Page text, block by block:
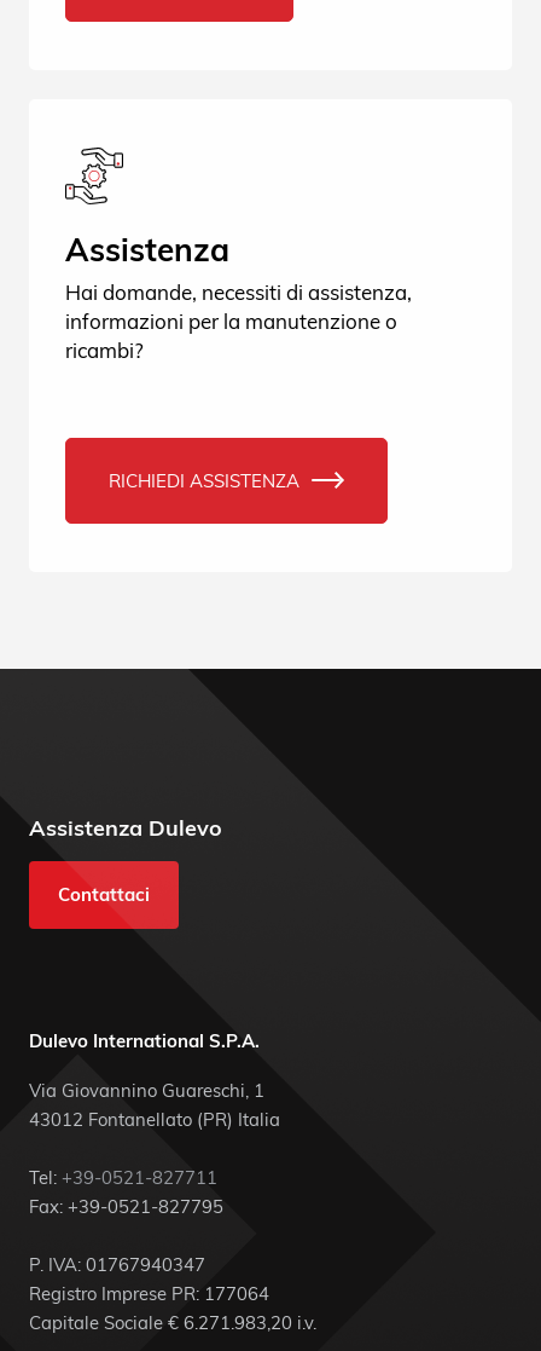
Assistenza
Hai domande, necessiti di assistenza,
informazioni per la manutenzione o
ricambi?
RICHIEDI ASSISTENZA
Assistenza Dulevo
Contattaci
Dulevo International S.P.A.
Via Giovannino Guareschi, 1
43012 Fontanellato (PR) Italia
Tel: +39-0521-827711
Fax: +39-0521-827795
P. IVA: 01767940347
Registro Imprese PR: 177064
Capitale Sociale € 6.271.983,20 i.v.